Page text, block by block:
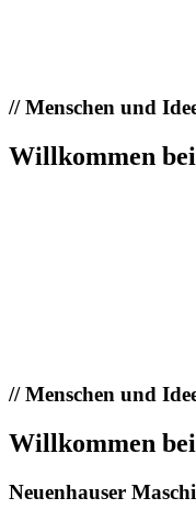
//Menschen und
Willkommen
//Menschen und
Willkommen
Neuenhauser